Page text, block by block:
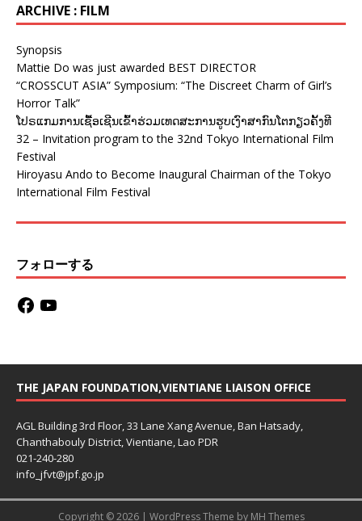
ARCHIVE : FILM
Synopsis
Mattie Do was just awarded BEST DIRECTOR
“CROSSCUT ASIA” Symposium: “The Discreet Charm of Girl’s
Horror Talk”
ໂປຣແກມການເຊື້ອເຊີນເຂົ້າຮ່ວມເທດສະການຮູບເງົາສາກົນໂຕກຽວຄັ້ງທີ
32 – Invitation program to the 32nd Tokyo International Film
Festival
Hiroyasu Ando to Become Inaugural Chairman of the Tokyo
International Film Festival
フォローする
THE JAPAN FOUNDATION,VIENTIANE LIAISON OFFICE
AGL Building 3rd Floor, 33 Lane Xang Avenue, Ban Hatsady,
Chanthabouly District, Vientiane, Lao PDR
021-240-280
info_jfvt@jpf.go.jp
Copyright © 2026 | WordPress Theme by MH Themes